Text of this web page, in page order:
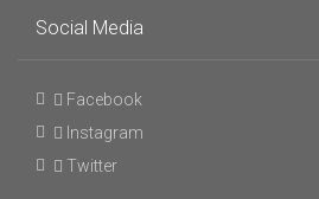
Social Media
Facebook
Instagram
Twitter